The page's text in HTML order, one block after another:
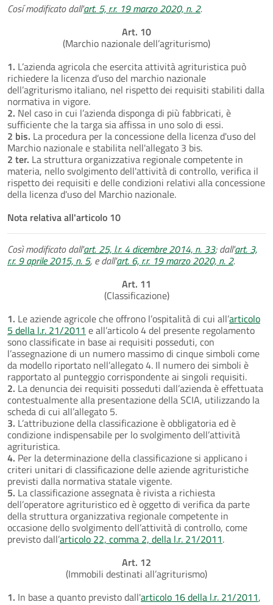
Cosí modificato dall'art. 5, r.r. 19 marzo 2020, n. 2.
Art. 10
(Marchio nazionale dell’agriturismo)
1. L’azienda agricola che esercita attività agrituristica può
richiedere la licenza d’uso del marchio nazionale
dell’agriturismo italiano, nel rispetto dei requisiti stabiliti dalla
normativa in vigore.
2. Nel caso in cui l’azienda disponga di più fabbricati, è
sufficiente che la targa sia affissa in uno solo di essi.
2 bis. La procedura per la concessione della licenza d'uso del
Marchio nazionale e stabilita nell'allegato 3 bis.
2 ter. La struttura organizzativa regionale competente in
materia, nello svolgimento dell'attività di controllo, verifica il
rispetto dei requisiti e delle condizioni relativi alla concessione
della licenza d'uso del Marchio nazionale.
Nota relativa all'articolo 10
Così modificato dall'art. 25, l.r. 4 dicembre 2014, n. 33; dall'art. 3,
r.r. 9 aprile 2015, n. 5, e dall'art. 6, r.r. 19 marzo 2020, n. 2.
Art. 11
(Classificazione)
1. Le aziende agricole che offrono l’ospitalità di cui all’articolo
5 della l.r. 21/2011 e all’articolo 4 del presente regolamento
sono classificate in base ai requisiti posseduti, con
l’assegnazione di un numero massimo di cinque simboli come
da modello riportato nell’allegato 4. Il numero dei simboli è
rapportato al punteggio corrispondente ai singoli requisiti.
2. La denuncia dei requisiti posseduti dall’azienda è effettuata
contestualmente alla presentazione della SCIA, utilizzando la
scheda di cui all’allegato 5.
3. L’attribuzione della classificazione è obbligatoria ed è
condizione indispensabile per lo svolgimento dell’attività
agrituristica.
4. Per la determinazione della classificazione si applicano i
criteri unitari di classificazione delle aziende agrituristiche
previsti dalla normativa statale vigente.
5. La classificazione assegnata è rivista a richiesta
dell’operatore agrituristico ed è oggetto di verifica da parte
della struttura organizzativa regionale competente in
occasione dello svolgimento dell’attività di controllo, come
previsto dall’articolo 22, comma 2, della l.r. 21/2011.
Art. 12
(Immobili destinati all’agriturismo)
1. In base a quanto previsto dall'articolo 16 della l.r. 21/2011,